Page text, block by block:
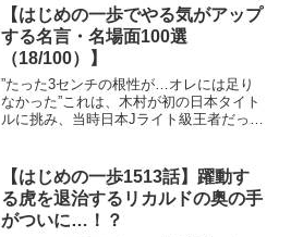
た必殺技について、実際に試合で使った
ボクサーがいるのかについ...
【はじめの一歩でやる気がアップ
する名言・名場面100選
（18/100）】
”たった3センチの根性が…オレには足り
なかった”これは、木村が初の日本タイト
ルに挑み、当時日本Jライト級王者だった
やみくもに突進してきた際に、木村がカ
ウンターを放つも...
【はじめの一歩1513話】躍動す
る虎を退治するリカルドの奥の手
がついに…！？